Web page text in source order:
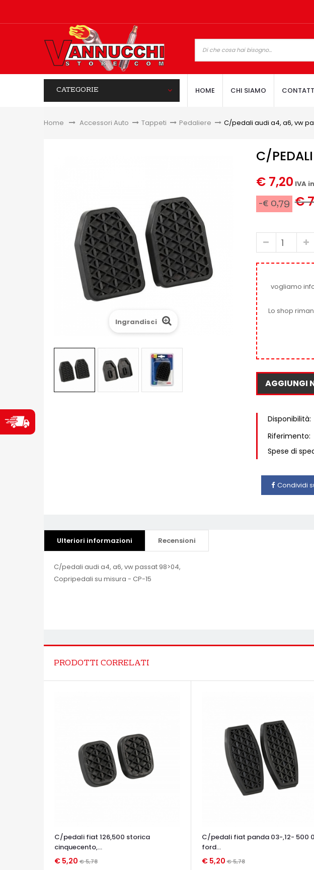
CATEGORIE HOME CHI SIAMO
Home &gt;Accessori Auto > Tappeti > Pedaliere > C/pedali audi a4, a6, vw
Ingrandisci
C/
€ 7,20 IVA
-€ 0,79 €
vogliamo
Lo shop
AGGIUNGI
Disponibilità:
Riferimento:
Spese di
Condividi
Ulteriori informazioni Recensioni
C/pedali audi a4, a6, vw passat 98>04,
Copripedali su misura - CP-15
PRODOTTI CORRELATI
C/pedali fiat 126,500 storica
cinquecento,...
€ 5,20 € 5,78
C/pedali fiat panda 03-,12- 500
ford...
€ 5,20€ 5,78